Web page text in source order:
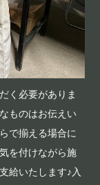
く必要がありま
ものはお伝えい
で揃える場合に
を付けながら施
給いたします♪入